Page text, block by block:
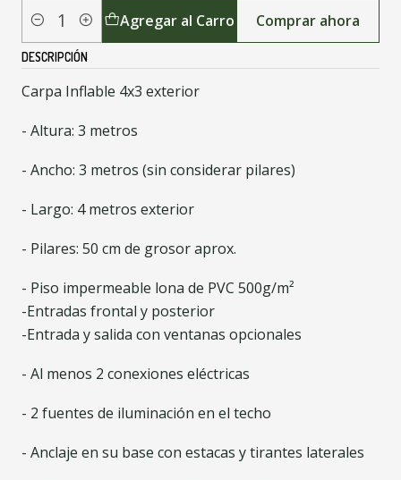
Cantidad Agregar al Carro Comprar ahora
DESCRIPCIÓN
Carpa Inflable 4x3 exterior
- Altura: 3 metros
- Ancho: 3 metros (sin considerar pilares)
- Largo: 4 metros exterior
- Pilares: 50 cm de grosor aprox.
- Piso impermeable lona de PVC 500g/m²
-Entradas frontal y posterior
-Entrada y salida con ventanas opcionales
- Al menos 2 conexiones eléctricas
- 2 fuentes de iluminación en el techo
- Anclaje en su base con estacas y tirantes laterales